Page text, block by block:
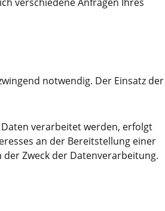
notwendig. Der Einsatz der
verarbeitet werden, erfolgt
an der Bereitstellung einer
Zweck der Datenverarbeitung.